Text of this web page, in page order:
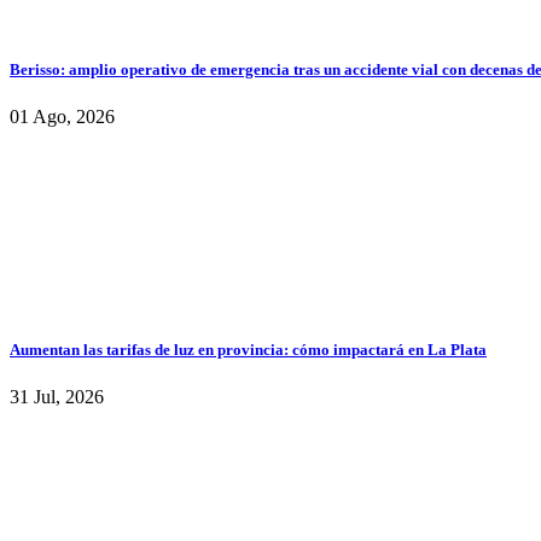
Berisso: amplio operativo de emergencia tras un accidente vial con decenas
01 Ago, 2026
Aumentan las tarifas de luz en provincia: cómo impactará en La Plata
31 Jul, 2026